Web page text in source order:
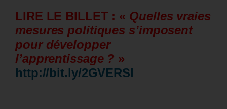
LIRE LE BILLET : « Quelles vraies
mesures politiques s’imposent
pour développer
l’apprentissage ? »
http://bit.ly/2GVERSl